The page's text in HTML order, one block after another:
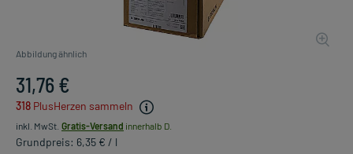
Abbildung ähnlich
31,76 €
318 PlusHerzen sammeln
inkl. MwSt. Gratis-Versand innerhalb D.
Grundpreis: 6,35 € / l